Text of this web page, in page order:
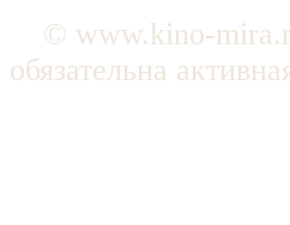
© www.kino-
обязательна